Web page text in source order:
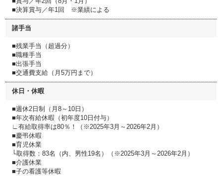
■決算賞与／年1回 ※業績による
諸手当
■残業手当（超過分）
■職種手当
■出張手当
■交通費支給（月5万円まで）
休日・休暇
■週休2日制（月8～10日）
■年次有給休暇（初年度10日付与）
∟有給取得率は80％！（※2025年3月～2026年2月）
■慶弔休暇
■育児休業
└取得数：83名（内、男性19名）（※2025年3月～2026年2月）
■介護休業
■子の看護等休暇